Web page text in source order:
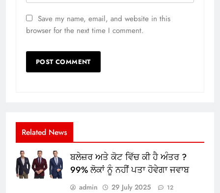
Save my name, email, and website in this
browser for the next time I comment.
Related News
ਬਲੇਜ਼ਰ ਅਤੇ ਕੋਟ ਵਿੱਚ ਕੀ ਹੈ ਅੰਤਰ ?
99% ਲੋਕਾਂ ਨੂੰ ਨਹੀਂ ਪਤਾ ਹੋਵੇਗਾ ਜਵਾਬ
admin 29 July 2025 12